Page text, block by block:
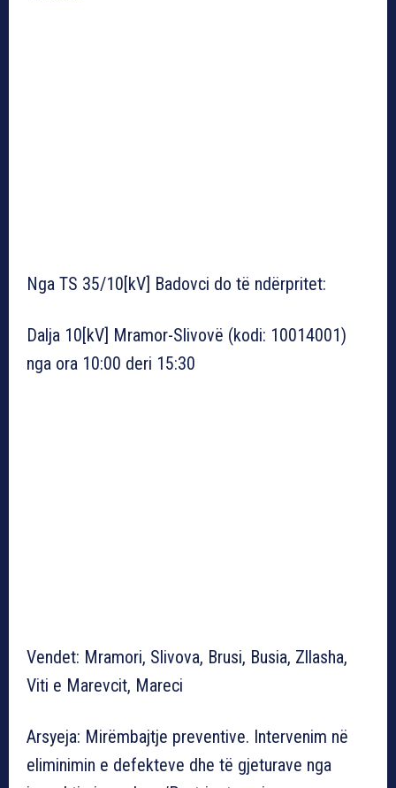
Nga TS 35/10[kV] Badovci do të ndërpritet:
Dalja 10[kV] Mramor-Slivovë (kodi: 10014001)
nga ora 10:00 deri 15:30
Vendet: Mramori, Slivova, Brusi, Busia, Zllasha,
Viti e Marevcit, Mareci
Arsyeja: Mirëmbajtje preventive. Intervenim në
eliminimin e defekteve dhe të gjeturave nga